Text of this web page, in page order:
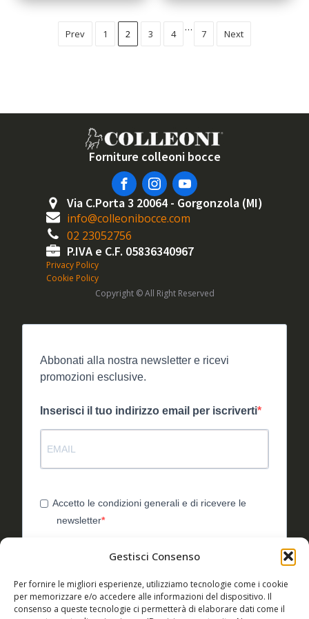
Gestisci Consenso
Per fornire le migliori esperienze, utilizziamo tecnologie come i cookie
per memorizzare e/o accedere alle informazioni del dispositivo. Il
consenso a queste tecnologie ci permetterà di elaborare dati come il
Prev 1 2 3 4
…
7 Next
Forniture colleoni bocce
Via C.Porta 3 20064 - Gorgonzola (MI)
info@colleonibocce.com
02 23052756
P.IVA e C.F. 05836340967
Privacy Policy
Cookie Policy
Copyright © All Right Reserved
Abbonati alla nostra newsletter e ricevi
promozioni esclusive.
Inserisci il tuo indirizzo email per iscriverti
Accetto le condizioni generali e di ricevere le
newsletter
link incluso nella nostra newsletter.
Utilizziamo Brevo come piattaforma di
marketing. Inviando questo modulo, accetti che i
dati personali da te forniti vengano trasferiti a